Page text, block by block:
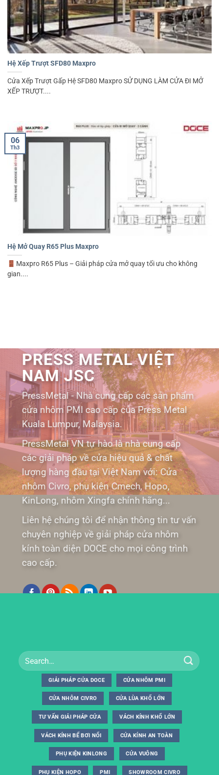
Hệ Xếp Trượt SFD80 Maxpro
Cửa Xếp Trượt Gấp Hệ SFD80 Maxpro SỬ DỤNG LÀM CỬA ĐI MỞ
XẾP TRƯỢT....
Hệ Mở Quay R65 Plus Maxpro
Maxpro R65 Plus – Giải pháp cửa mở quay tối ưu cho không
gian....
06
Th3
PRESS METAL VIỆT
NAM JSC
PressMetal - Nhà cung cấp các sản phẩm
cửa nhôm PMI cao cấp của Press Metal
Kuala Lumpur, Malaysia.
PressMetal VN tự hào là nhà cung cấp
các giải pháp về cửa hiệu quả & chất
lượng hàng đầu tại Việt Nam với: Cửa
nhôm Civro, phụ kiện Cmech, Hopo,
KinLong, nhôm Xingfa chính hãng...
Liên hệ chúng tôi để nhận thông tin tư vấn
chuyên nghiệp về giải pháp cửa nhôm
kính toàn diện DOCE cho mọi công trình
cao cấp.
GIẢI PHÁP CỬA DOCE CỬA NHÔM PMI
CỬA NHÔM CIVRO CỬA LÙA KHỔ LỚN
TƯ VẤN GIẢI PHÁP CỬA VÁCH KÍNH KHỔ LỚN
VÁCH KÍNH BỂ BƠI NỔI CỬA KÍNH AN TOÀN
PHỤ KIỆN KINLONG CỬA VUÔNG
PHỤ KIỆN HOPO PMI SHOWROOM CIVRO